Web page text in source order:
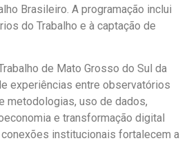
Brasileiro. A programação inclui
do Trabalho e à captação de
de Mato Grosso do Sul da
experiências entre observatórios
metodologias, uso de dados,
e transformação digital
institucionais fortalecem a